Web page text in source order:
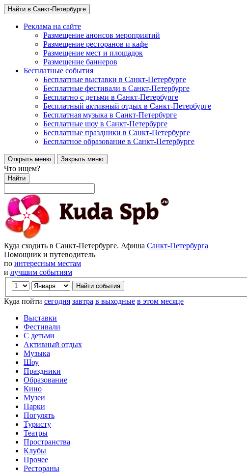
Найти в Санкт-Петербурге
Реклама на сайте
Размещение анонсов мероприятий
Размещение ресторанов и кафе
Размещение мест и площадок
Размещение баннеров
Бесплатные события
Бесплатные выставки в Санкт-Петербурге
Бесплатные фестивали в Санкт-Петербурге
Бесплатно с детьми в Санкт-Петербурге
Бесплатный активный отдых в Санкт-Петербурге
Бесплатная музыка в Санкт-Петербурге
Бесплатные шоу в Санкт-Петербурге
Бесплатные праздники в Санкт-Петербурге
Бесплатное образование в Санкт-Петербурге
Открыть меню Закрыть меню
Что ищем?
Найти
Куда сходить в Санкт-Петербурге. Афиша Санкт-Петербурга
Помощник и путеводитель
по интересным местам
и лучшим событиям
Куда пойти сегодня завтра в выходные в этом месяце
Выставки
Фестивали
С детьми
Активный отдых
Музыка
Шоу
Праздники
Образование
Кино
Музеи
Парки
Погулять
Туристу
Театры
Пространства
Клубы
Прочее
Рестораны